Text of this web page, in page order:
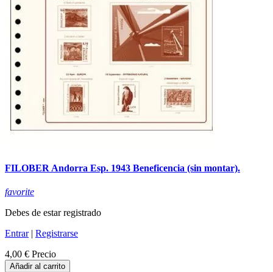
FILOBER Andorra Esp. 1943 Beneficencia (sin montar).
favorite
Debes de estar registrado
Entrar| Registrarse
4,00 € Precio
Añadir al carrito